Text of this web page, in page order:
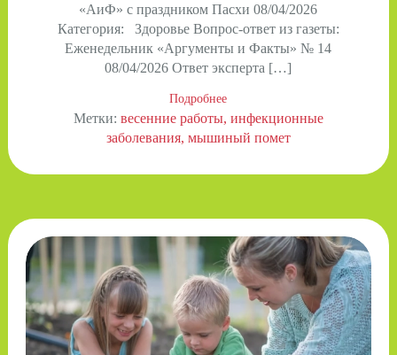
«АиФ» с праздником Пасхи 08/04/2026
Категория: Здоровье Вопрос-ответ из газеты:
Еженедельник «Аргументы и Факты» № 14
08/04/2026 Ответ эксперта […]
Подробнее
Метки: весенние работы инфекционные
заболевания мышиный помет